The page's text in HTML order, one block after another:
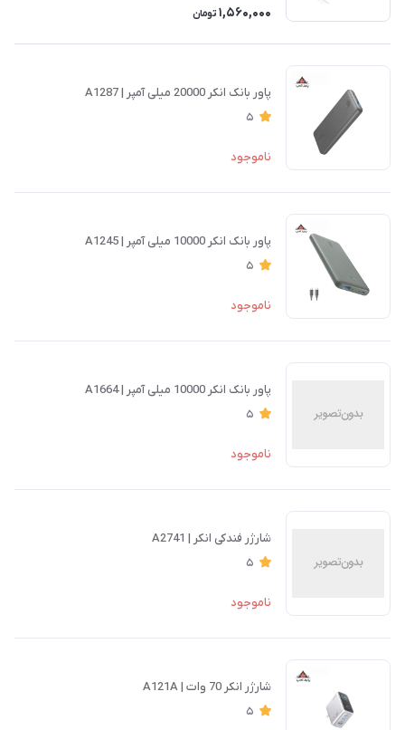
1,560,000 تومان
پاور بانک انکر 20000 میلی آمپر | A1287
5
ناموجود
پاور بانک انکر 10000 میلی آمپر | A1245
5
ناموجود
پاور بانک انکر 10000 میلی آمپر | A1664
5
ناموجود
شارژر فندکی انکر | A2741
5
ناموجود
شارژر انکر 70 وات | A121A
5